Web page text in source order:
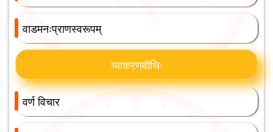
वाडमनःप्राणस्वरूपम्
व्याकरणवीथिः
वर्ण विचार